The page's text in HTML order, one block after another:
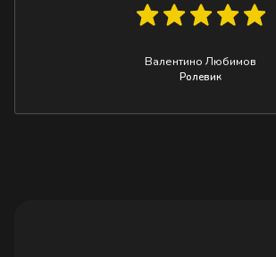
Валентино Любимов
Ролевик